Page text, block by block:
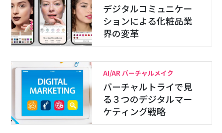
デジタルコミュニケー
ションによる化粧品業
界の変革
AI/AR バーチャルメイク
バーチャルトライで見
る３つのデジタルマー
ケティング戦略